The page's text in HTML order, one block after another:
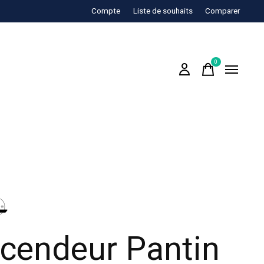
Compte Liste de souhaits Comparer
0items
Pantin